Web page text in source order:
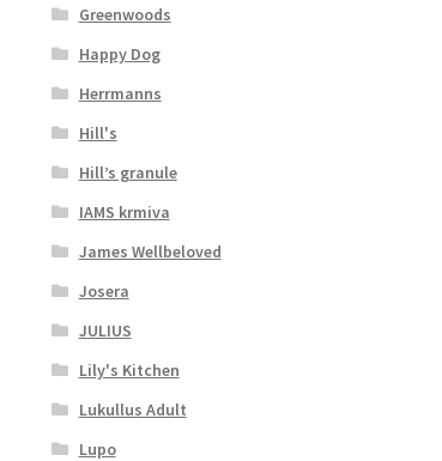
Greenwoods
Happy Dog
Herrmanns
Hill's
Hill’s granule
IAMS krmiva
James Wellbeloved
Josera
JULIUS
Lily's Kitchen
Lukullus Adult
Lupo